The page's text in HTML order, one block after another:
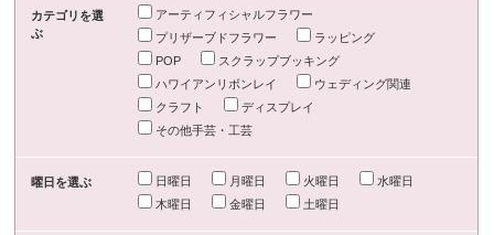
カテゴリを選
ぶ
アーティフィシャルフラワー
プリザーブドフラワー
ラッピング
POP
スクラップブッキング
ハワイアンリボンレイ
ウェディング関連
クラフト
ディスプレイ
その他手芸・工芸
曜日を選ぶ 日曜日 月曜日 火曜日
水曜日
木曜日
金曜日 土曜日